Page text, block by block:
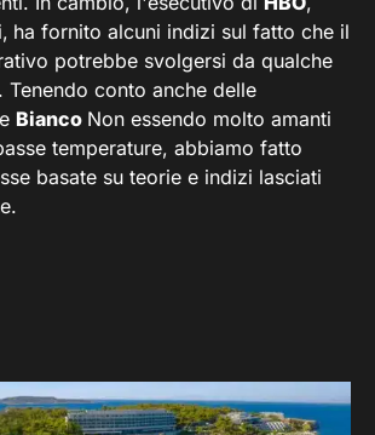
, ha fornito alcuni indizi sul fatto che il
potrebbe svolgersi da qualche
Tenendo conto anche delle
Bianco Non essendo molto amanti
temperature, abbiamo fatto
basate su teorie e indizi lasciati